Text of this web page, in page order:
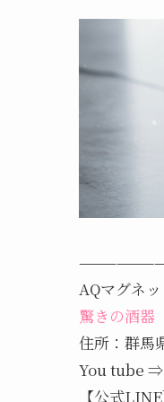
AQマグネ
驚きの酒器
住所：群馬
You tube ⇒
【公式LINE